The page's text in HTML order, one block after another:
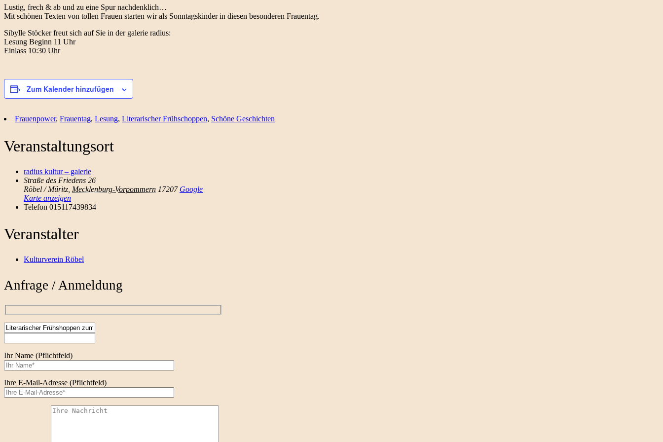
Lustig, frech & ab und zu eine Spur nachdenklich…
Mit schönen Texten von tollen Frauen starten wir als Sonntagskinder in diesen besonderen Frauentag.
Sibylle Stöcker freut sich auf Sie in der galerie radius:
Lesung Beginn 11 Uhr
Einlass 10:30 Uhr
Zum Kalender hinzufügen
Frauenpower, Frauentag, Lesung, Literarischer Frühschoppen, Schöne Geschichten
Veranstaltungsort
radius kultur – galerie
Straße des Friedens 26
Röbel / Müritz Mecklenburg-Vorpommern 17207 Google
Karte anzeigen
Telefon 015117439834
Veranstalter
Kulturverein Röbel
Anfrage / Anmeldung
Ihr Name (Pflichtfeld)
Ihre E-Mail-Adresse (Pflichtfeld)